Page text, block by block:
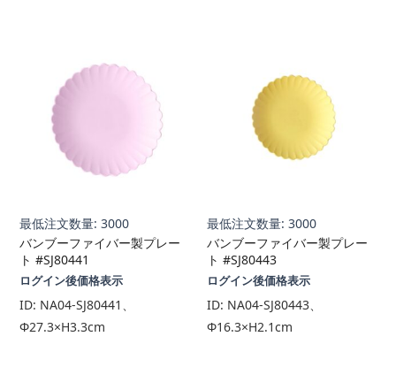
最低注文数量: 3000
バンブーファイバー製プレー
ト #SJ80441
ログイン後価格表示
ID: NA04-SJ80441、
Φ27.3×H3.3cm
最低注文数量: 3000
バンブーファイバー製プレー
ト #SJ80443
ログイン後価格表示
ID: NA04-SJ80443、
Φ16.3×H2.1cm